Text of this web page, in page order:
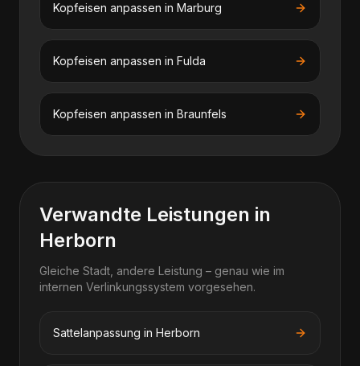
Kopfeisen anpassen in Marburg
Kopfeisen anpassen in Fulda
Kopfeisen anpassen in Braunfels
Verwandte Leistungen in
Herborn
Gleiche Stadt, andere Leistung – genau wie im
internen Verlinkungssystem vorgesehen.
Sattelanpassung in Herborn